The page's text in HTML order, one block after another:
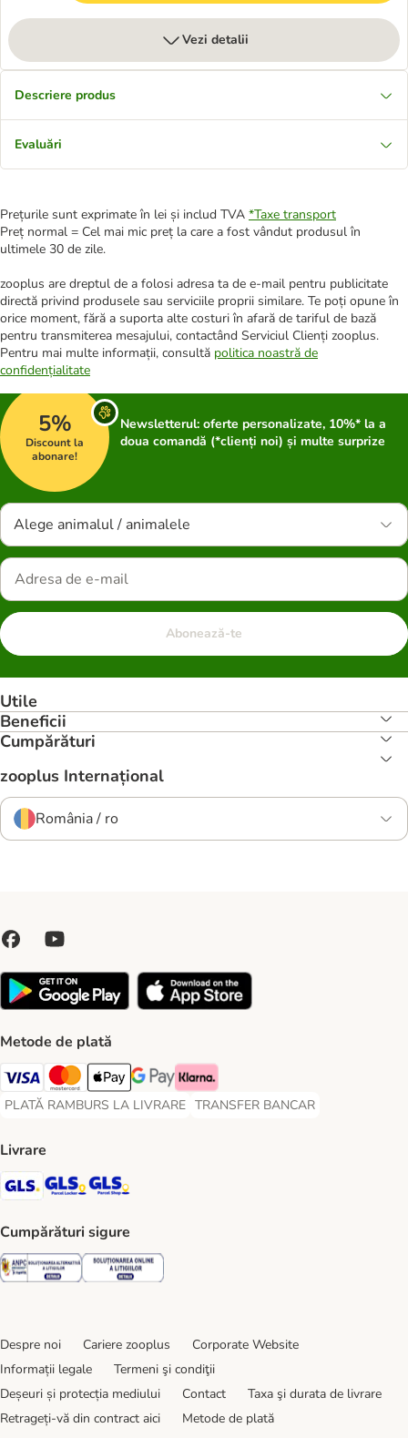
Vezi detalii
Descriere produs
Evaluări
Prețurile sunt exprimate în lei și includ TVA *Taxe transport
Preț normal = Cel mai mic preț la care a fost vândut produsul în
ultimele 30 de zile.
zooplus are dreptul de a folosi adresa ta de e-mail pentru publicitate
directă privind produsele sau serviciile proprii similare. Te poți opune în
orice moment, fără a suporta alte costuri în afară de tariful de bază
pentru transmiterea mesajului, contactând Serviciul Clienți zooplus.
Pentru mai multe informații, consultă politica noastră de
confidențialitate
5%
Discount la
abonare!
Newsletterul: oferte personalizate, 10%* la a
doua comandă (*clienți noi) și multe surprize
Alege animalul / animalele
Abonează-te
Utile
Beneficii
Cumpărături
zooplus Internațional
România / ro
Metode de plată
Visa Payment Method
Master Card Payment Method
Apple Pay Payment Method
Google Pay Payment Method
Klarna Payment Method
PLATĂ RAMBURS LA LIVRARE
PLATĂ RAMBURS LA LIVRARE Payment Method
TRANSFER BANCAR
TRANSFER BANCAR Payment
Livrare
GLS Shipping Method
GLS Locker Shipping Method
Cumpărături sigure
Security Security
Despre noi Cariere zooplus
Corporate Website
Informații legale
Termeni şi condiţii
Deșeuri și protecția mediului
Contact
Taxa şi durata de livrare
Retrageți-vă din contract aici
Metode de plată